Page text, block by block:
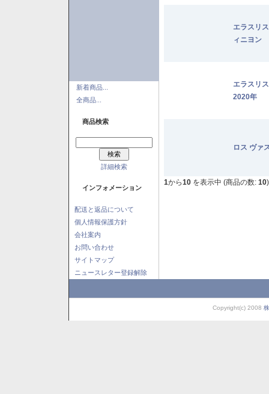
新着商品...
全商品...
商品検索
詳細検索
インフォメーション
配送と返品について
個人情報保護方針
会社案内
お問い合わせ
サイトマップ
ニュースレター登録解除
エラスリ
ィニヨン
エラスリ
2020年
ロス ヴァ
1から10 を表示中 (商品の数: 10)
Copyright(c) 2008